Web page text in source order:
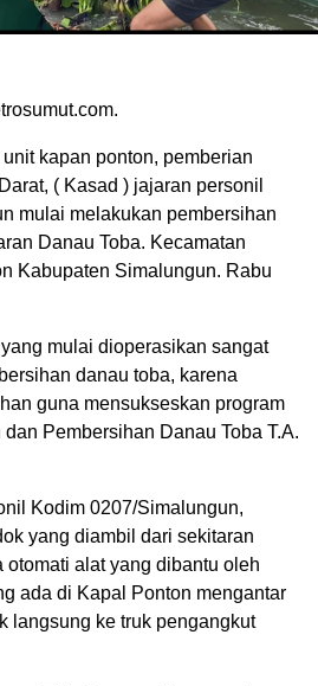
kapan ponton, pemberian
( Kasad ) jajaran personil
mulai melakukan pembersihan
Danau Toba. Kecamatan
Kabupaten Simalungun. Rabu
mulai dioperasikan sangat
danau toba, karena
guna mensukseskan program
Pembersihan Danau Toba T.A.
Kodim 0207/Simalungun,
yang diambil dari sekitaran
otomati alat yang dibantu oleh
ada di Kapal Ponton mengantar
langsung ke truk pengangkut